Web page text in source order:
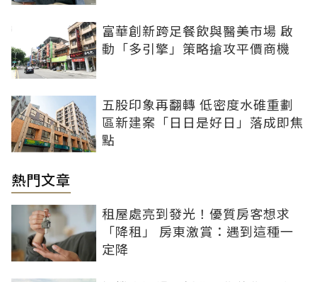
富華創新跨足餐飲與醫美市場 啟
動「多引擎」策略搶攻平價商機
五股印象再翻轉 低密度水碓重劃
區新建案「日日是好日」落成即焦
點
熱門文章
租屋處亮到發光！優質房客想求
「降租」 房東激賞：遇到這種一
定降